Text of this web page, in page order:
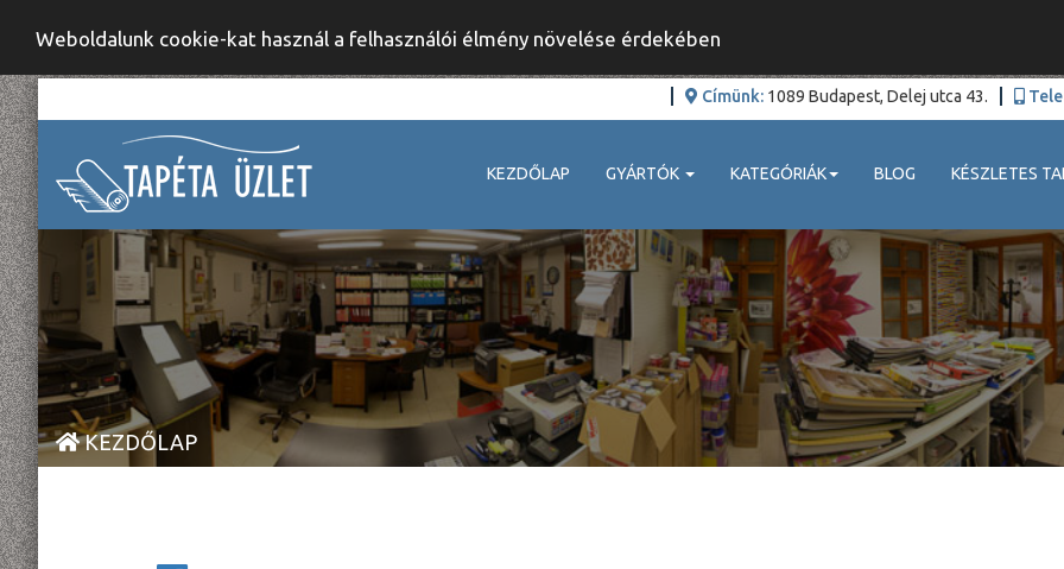
Weboldalunk cookie-kat használ a felhasználói élmény növelése érdekében
Címünk: 1089 Budapest, Delej utca 43.
KEZDŐLAP GYÁRTÓK KATEGÓRIÁK BLOG KÉSZLETES
KEZDŐLAP